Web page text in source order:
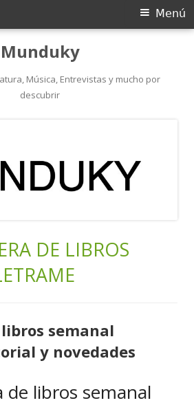
Munduky
Música, Entrevistas y mucho por
descubrir
Menú
DE LIBROS
semanal
y novedades
de libros semanal